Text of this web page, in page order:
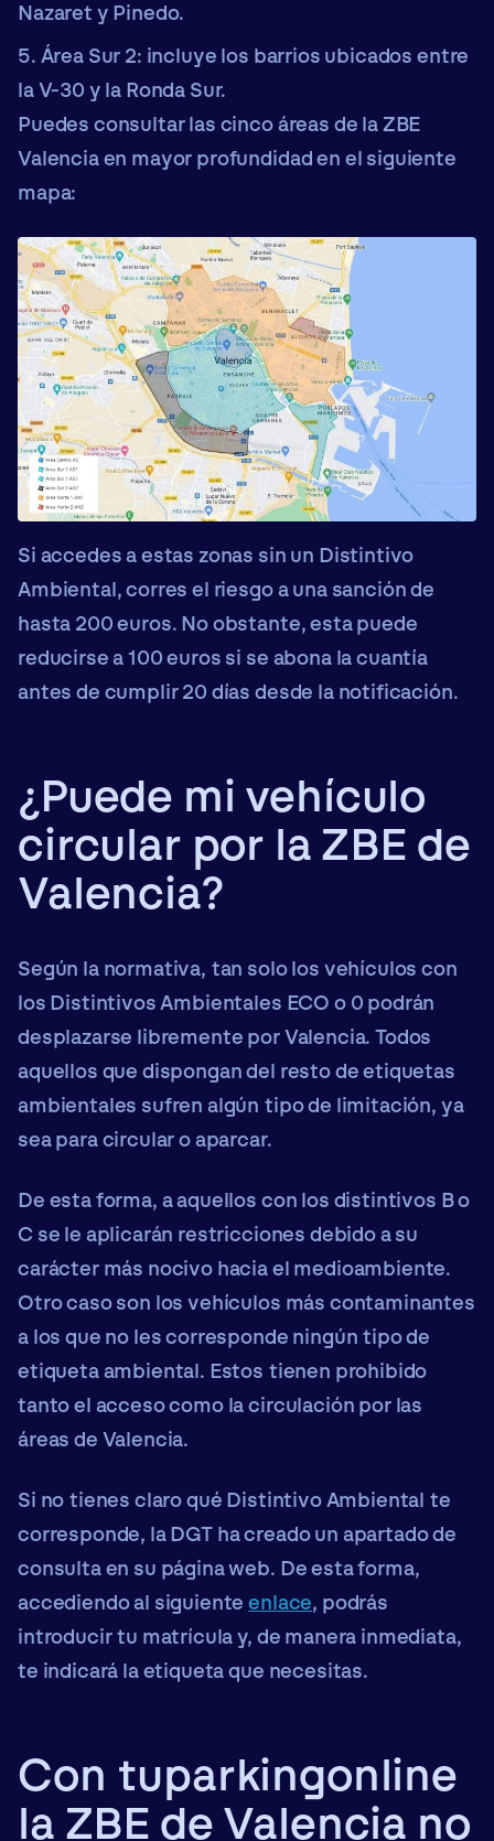
Nazaret y Pinedo.
Área Sur 2: incluye los barrios ubicados entre
la V-30 y la Ronda Sur.
Puedes consultar las cinco áreas de la ZBE
Valencia en mayor profundidad en el siguiente
mapa:
Si accedes a estas zonas sin un Distintivo
Ambiental, corres el riesgo a una sanciónde
hasta 200 euros. No obstante, estapuede
reducirse a 100 euros si se abona la cuantía
antes de cumplir 20 días desde la notificación.
¿Puede mi vehículo
circular por la ZBE de
Valencia?
Según la normativa, tan solo los vehículos con
los Distintivos Ambientales ECO o 0 podrán
desplazarse libremente por Valencia. Todos
aquellos que dispongan del resto de etiquetas
ambientales sufren algún tipo de limitación, ya
sea para circular o aparcar.
De esta forma, a aquellos con los distintivos B o
Cse le aplicarán restricciones debido a su
carácter más nocivo hacia el medioambiente.
Otro caso son losvehículos más contaminantes
a los que no les corresponde ningún tipo de
etiqueta ambiental. Estos tienen prohibido
tanto el acceso como la circulación por las
áreas de Valencia.
Si no tienes claro qué Distintivo Ambiental te
corresponde, la DGT ha creado un apartado de
consulta en su página web. De esta forma,
accediendo al siguienteenlace, podrás
introducir tu matrícula y, de manera inmediata,
te indicará la etiqueta que necesitas.
Con tuparkingonline
la ZBE de Valencia no